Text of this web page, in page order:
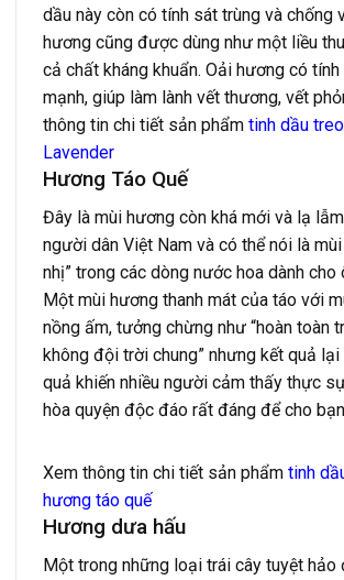
dầu này còn có tính sát trùng và chống
hương cũng được dùng như một liều
cả chất kháng khuẩn. Oải hương có
mạnh, giúp làm lành vết thương, vết
thông tin chi tiết sản phẩm tinh dầu
Lavender
Hương Táo Quế
Đây là mùi hương còn khá mới và lạ
người dân Việt Nam và có thể nói là
nhị” trong các dòng nước hoa dành cho
Một mùi hương thanh mát của táo với
nồng ấm, tưởng chừng như “hoàn toàn
không đội trời chung” nhưng kết quả
quả khiến nhiều người cảm thấy thực
hòa quyện độc đáo rất đáng để cho
Xem thông tin chi tiết sản phẩm tinh
hương táo quế
Hương dưa hấu
Một trong những loại trái cây tuyệt hảo